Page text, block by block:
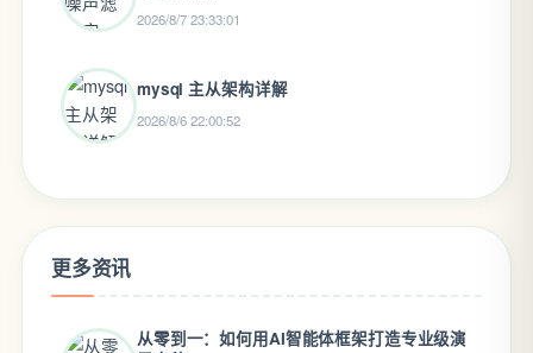
2026/8/7 23:33:01
mysql 主从架构详解
2026/8/6 22:00:52
更多资讯
从零到一：如何用AI智能体框架打造专业级演